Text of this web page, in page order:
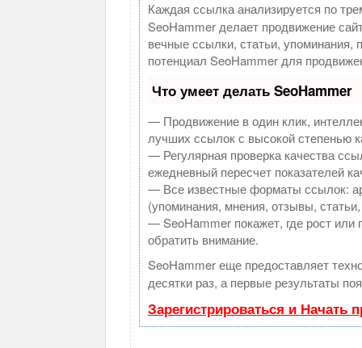
Каждая ссылка анализируется по
SeoHammer делает продвижение
вечные ссылки, статьи, упоминания,
потенциал SeoHammer для
Что умеет делать SeoHammer
— Продвижение в один клик,
лучших ссылок с высокой степенью
— Регулярная проверка качества
ежедневный пересчет показателей
— Все известные форматы ссылок:
(упоминания, мнения, отзывы,
— SeoHammer покажет, где рост или
обратить внимание.
SeoHammer еще предоставляет
десятки раз, а первые результаты
Зарегистрироваться и Начать